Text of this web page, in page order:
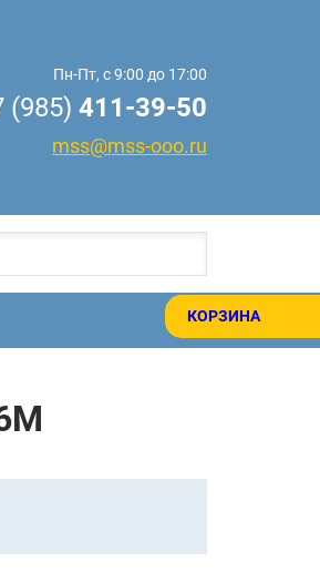
КОРЗИНА
Пн-Пт, с 9:00 до 17:00
(985) 411-39-50
mss@mss-ooo.ru